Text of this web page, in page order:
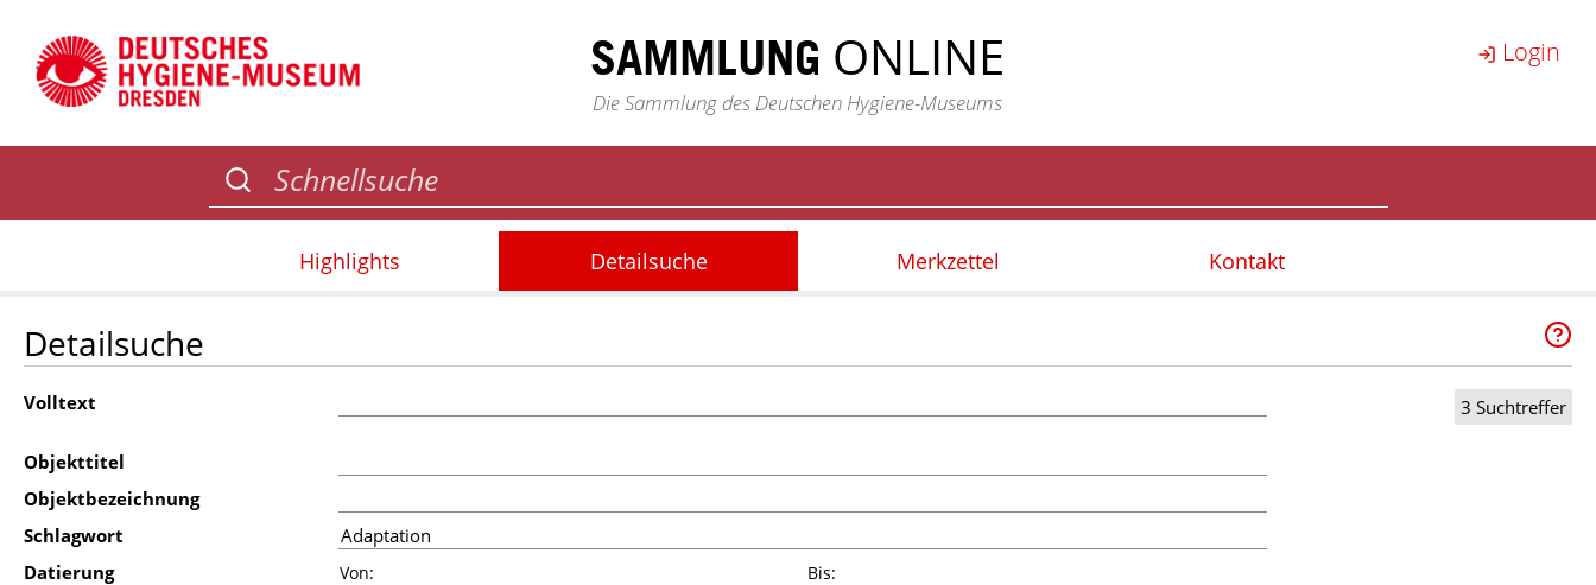
SAMMLUNG ONLINE
Die Sammlung des Deutschen Hygiene-Museums
Login
Highlights Detailsuche Merkzettel Kontakt
Detailsuche
3 Suchtreffer
Volltext
Objekttitel
Objektbezeichnung
Schlagwort
Datierung
Von: Bis: